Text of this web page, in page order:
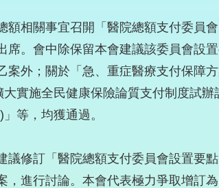
額相關事宜召開「醫院總額支付委員
席。會中除保留本會建議該委員會設
案外；關於「急、重症醫療支付保障
實施全民健康保險論質支付制度試
等，均獲通過。
議修訂「醫院總額支付委員會設置要
，進行討論。本會代表極力爭取增訂